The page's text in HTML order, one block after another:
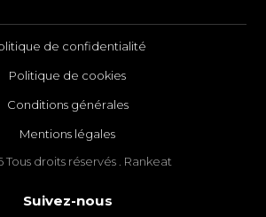
de confidentialité
Politique de cookies
Conditions générales
Mentions légales
Tous droits réservés . Rankeat
Suivez-nous